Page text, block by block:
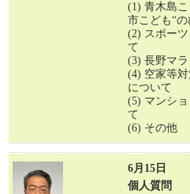
(1) 青木島
市こども“
(2) スポー
て
(3) 長野マ
(4) 空家等
について
(5) マンシ
て
(6) その他
6月15日
個人質問